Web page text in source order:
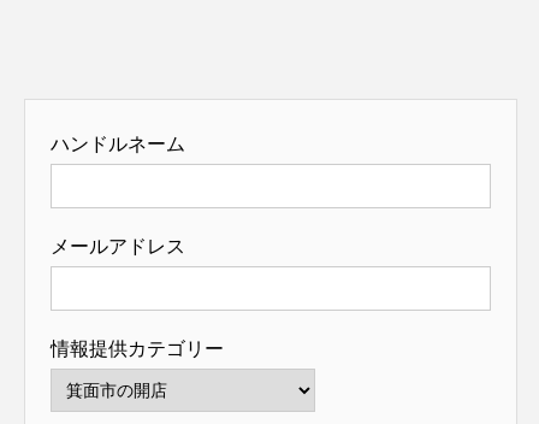
ハンドルネーム
メールアドレス
情報提供カテゴリー